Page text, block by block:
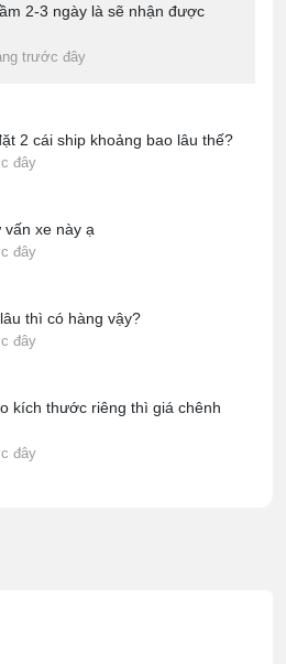
2-3 ngày là sẽ nhận được
trước đây
2 cái ship khoảng bao lâu thế?
đây
xe này ạ
đây
thì có hàng vậy?
đây
kích thước riêng thì giá chênh
đây